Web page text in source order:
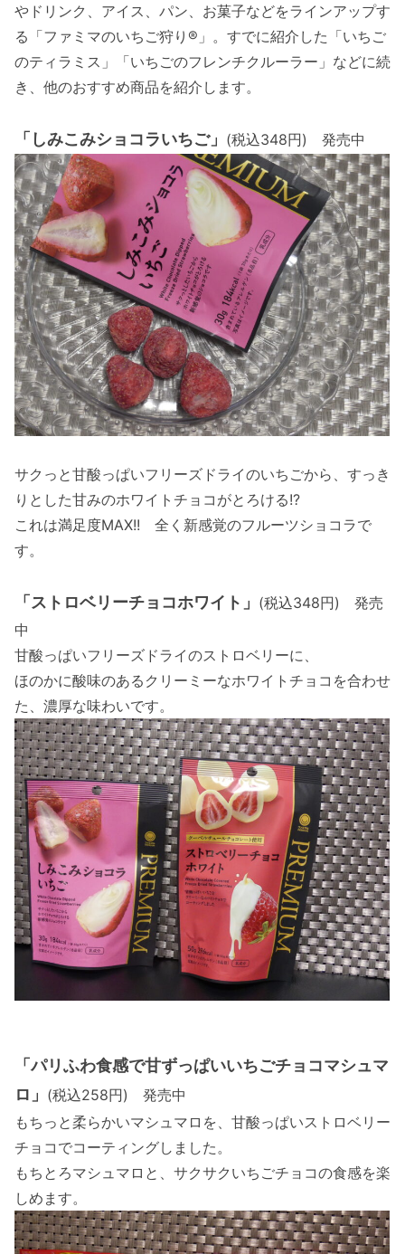
やドリンク、アイス、パン、お菓子などをラインアップす
る「ファミマのいちご狩り®」。すでに紹介した「いちご
のティラミス」「いちごのフレンチクルーラー」などに続
き、他のおすすめ商品を紹介します。
「しみこみショコラいちご」 (税込348円) 発売中
サクっと甘酸っぱいフリーズドライのいちごから、すっき
りとした甘みのホワイトチョコがとろける!?
これは満足度MAX!! 全く新感覚のフルーツショコラで
す。
「ストロベリーチョコホワイト」 (税込348円) 発売
中
甘酸っぱいフリーズドライのストロベリーに、
ほのかに酸味のあるクリーミーなホワイトチョコを合わせ
た、濃厚な味わいです。
「パリふわ食感で甘ずっぱいいちごチョコマシュマ
ロ」 (税込258円) 発売中
もちっと柔らかいマシュマロを、甘酸っぱいストロベリー
チョコでコーティングしました。
もちとろマシュマロと、サクサクいちごチョコの食感を楽
しめます。